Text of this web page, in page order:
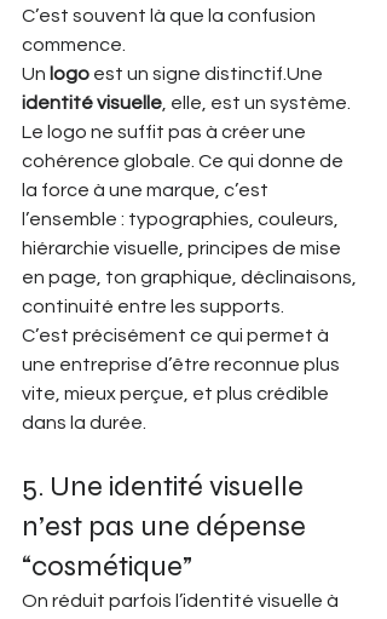
C’est souvent là que la confusion
commence.
Un logo est un signe distinctif.Une
identité visuelle , elle, est un système.
Le logo ne suffit pas à créer une
cohérence globale. Ce qui donne de
la force à une marque, c’est
l’ensemble : typographies, couleurs,
hiérarchie visuelle, principes de mise
en page, ton graphique, déclinaisons,
continuité entre les supports.
C’est précisément ce qui permet à
une entreprise d’être reconnue plus
vite, mieux perçue, et plus crédible
dans la durée.
5. Une identité visuelle
n’est pas une dépense
“cosmétique”
On réduit parfois l’identité visuelle à